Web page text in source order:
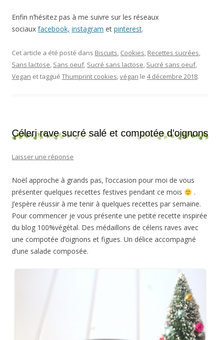
Enfin n’hésitez pas à me suivre sur les réseaux
sociaux facebook, instagram et pinterest.
Cet article a été posté dans Biscuits, Cookies, Recettes sucrées,
Sans lactose, Sans oeuf, Sucré sans lactose, Sucré sans oeuf,
Vegan et taggué Thumprint cookies,végan le 4 décembre 2018.
Céleri rave sucré salé et compotée d’oignons
Laisser une réponse
Noël approche à grands pas, l’occasion pour moi de vous
présenter quelques recettes festives pendant ce mois
.
J’espère réussir à me tenir à quelques recettes par semaine.
Pour commencer je vous présente une petite recette inspirée
du blog 100%végétal. Des médaillons de céleris raves avec
une compotée d’oignons et figues. Un délice accompagné
d’une salade composée.